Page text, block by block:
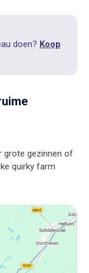
doen? Koop
grote gezinnen of
quirky farm